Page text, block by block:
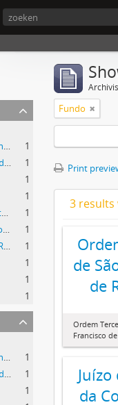
Juízo de Direito da Comarca de Redondo
1
Juízo de Fora e do Geral da vila de Redondo
1
1
1
Irmandade do Santíssimo Sacramento de Redondo
1
Ordem Terceira de Nossa Senhora do Carmo de Redondo
1
Ordem Terceira de São Francisco de Redondo
1
1
1
1
Juízo de Direito da Comarca de Redondo
1
Juízo de Fora e do Geral da vila de Redondo
1
1
Fundo
Print
3 results
de
de
Ordem
Francisco
da